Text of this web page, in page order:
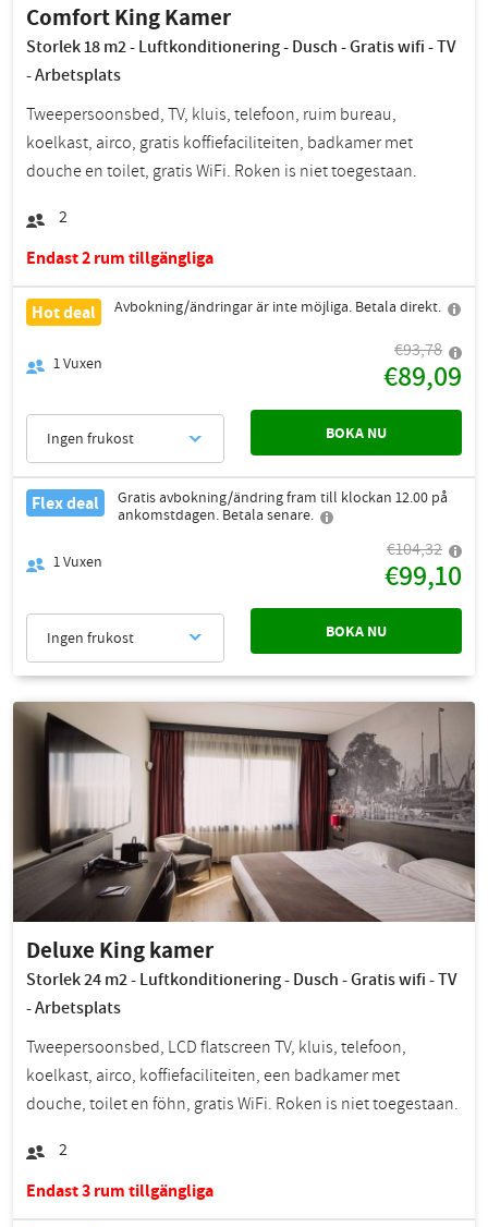
Comfort King Kamer
Storlek 18 m2 - Luftkonditionering - Dusch - Gratis wifi - TV
- Arbetsplats
Tweepersoonsbed, TV, kluis, telefoon, ruim bureau,
koelkast, airco, gratis koffiefaciliteiten, badkamer met
douche en toilet, gratis WiFi. Roken is niet toegestaan.
2
Endast 2 rum tillgängliga
Hot deal Avbokning/ändringar är inte möjliga. Betala direkt.
1Vuxen
€93,78
€89,09
Ingen frukost BOKA NU
Flex deal
Gratis avbokning/ändring fram till klockan 12.00 på
ankomstdagen. Betala senare.
1Vuxen
€104,32
€99,10
Ingen frukost BOKA NU
Deluxe King kamer
Storlek 24 m2 - Luftkonditionering - Dusch - Gratis wifi - TV
- Arbetsplats
Tweepersoonsbed, LCD flatscreen TV, kluis, telefoon,
koelkast, airco, koffiefaciliteiten, een badkamer met
douche, toilet en föhn, gratis WiFi. Roken is niet toegestaan.
2
Endast 3 rum tillgängliga